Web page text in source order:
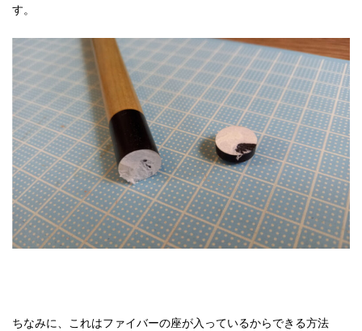
す。
ちなみに、これはファイバーの座が入っているからできる方法